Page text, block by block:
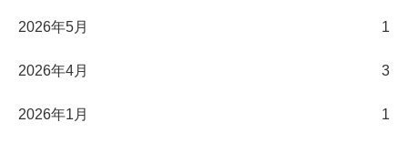
2026年5月 1
2026年4月 3
2026年1月 1